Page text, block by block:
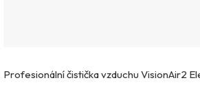
Profesionální čistička vzduchu VisionAir2